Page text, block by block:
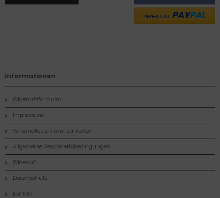
DIREKT ZU PAYPAL
Informationen
Widerrufsformular
Impressum
Versandkosten und Zahlarten
Allgemeine Geschaeftsbedingungen
Widerruf
Datenschutz
Kontakt